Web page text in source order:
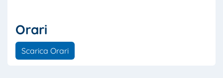
Orari
Scarica Orari